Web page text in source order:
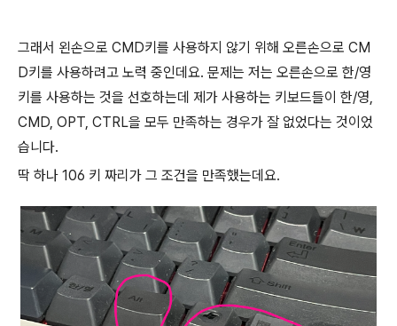
그래서 왼손으로 CMD키를 사용하지 않기 위해 오른손으로 CM
D키를 사용하려고 노력 중인데요. 문제는 저는 오른손으로 한/영
키를 사용하는 것을 선호하는데 제가 사용하는 키보드들이 한/영,
CMD, OPT, CTRL을 모두 만족하는 경우가 잘 없었다는 것이었
습니다.
딱 하나 106 키 짜리가 그 조건을 만족했는데요.